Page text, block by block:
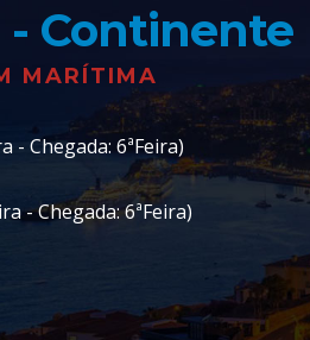
- Continente
MARÍTIMA
- Chegada: 6ªFeira)
- Chegada: 6ªFeira)